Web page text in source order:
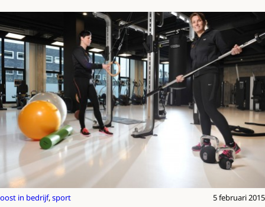
oost in bedrijf, sport 5 februari 2015